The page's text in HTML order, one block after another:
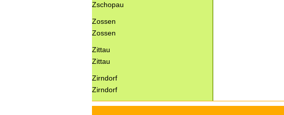
Zschopau
Zossen
Zossen
Zittau
Zittau
Zirndorf
Zirndorf